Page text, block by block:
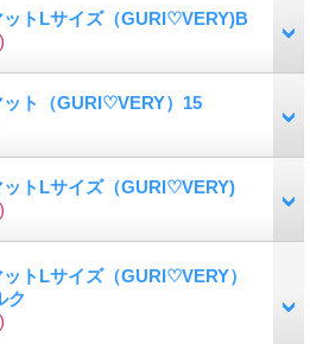
ットLサイズ（GURI♡VERY)B
ト（GURI♡VERY）15
トLサイズ（GURI♡VERY)
トLサイズ（GURI♡VERY）
ク